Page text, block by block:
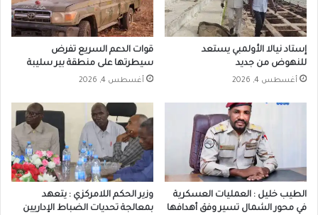
إستاد نيالا الأولمبي يستعد
للنهوض من جديد
أغسطس 4, 2026
قوات الدعم السريع تفرض
سيطرتها على منطقة بير سليبة
أغسطس 4, 2026
الطيب خليل : العمليات العسكرية
في محور الشمال تسير وفق أهدافها
وزير الحكم اللامركزي : يتعهد
بمعالجة تحديات الضباط الإداريين